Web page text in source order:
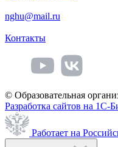
nghu@mail.ru
Контакты
© Образовательная
Разработка сайтов на 1С-
Работает на